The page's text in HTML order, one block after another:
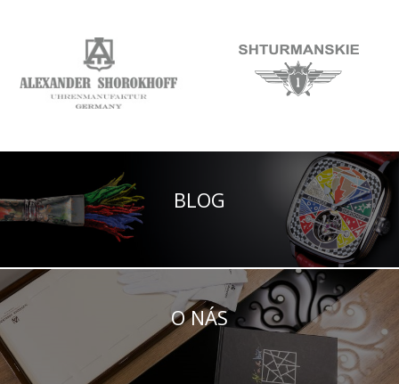
BLOG
O NÁS